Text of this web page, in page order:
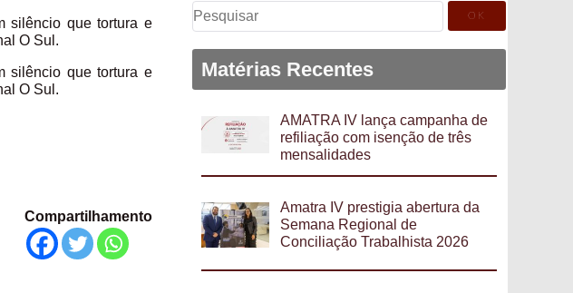
silêncio que tortura e
O Sul.
silêncio que tortura e
O Sul.
Compartilhamento
Pesquisar
por:
Matérias Recentes
AMATRA IV lança campanha de
refiliação com isenção de três
mensalidades
Amatra IV prestigia abertura da
Semana Regional de
Conciliação Trabalhista 2026